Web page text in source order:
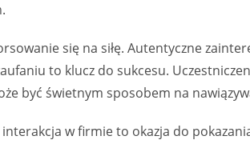
się na siłę. Autentyczne
to klucz do sukcesu.
być świetnym sposobem na
w firmie to okazja do